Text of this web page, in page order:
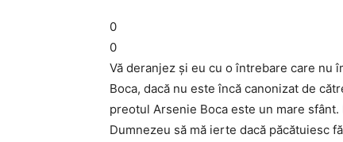
0
0
Vă deranjez şi eu cu o întrebare care nu
Boca, dacă nu este încă canonizat de
preotul Arsenie Boca este un mare
Dumnezeu să mă ierte dacă păcătuiesc